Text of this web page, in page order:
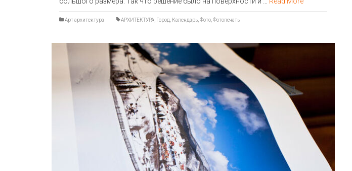
Арт архитектура АРХИТЕКТУРА Город Календарь Фото Фотопечать